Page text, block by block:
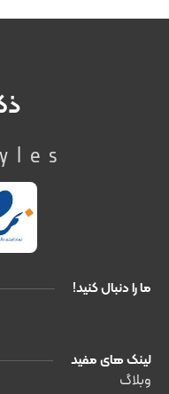
لینک های مفید
وبلاگ
ما را دنبال کنید!